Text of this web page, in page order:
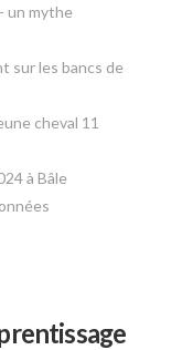
un mythe
sur les bancs de
cheval 11
à Bâle